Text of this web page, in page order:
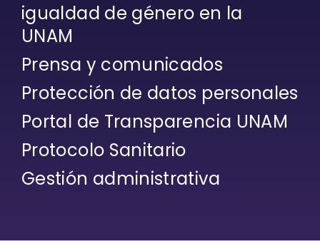
igualdad de género en la
UNAM
Prensa y comunicados
Protección de datos personales
Portal de Transparencia UNAM
Protocolo Sanitario
Gestión administrativa